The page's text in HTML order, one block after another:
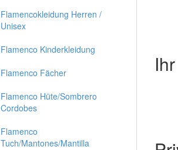
Flamencokleidung Herren /
Unisex
Flamenco Kinderkleidung
Flamenco Fächer
Flamenco Hüte/Sombrero
Cordobes
Flamenco
Tuch/Mantones/Mantilla